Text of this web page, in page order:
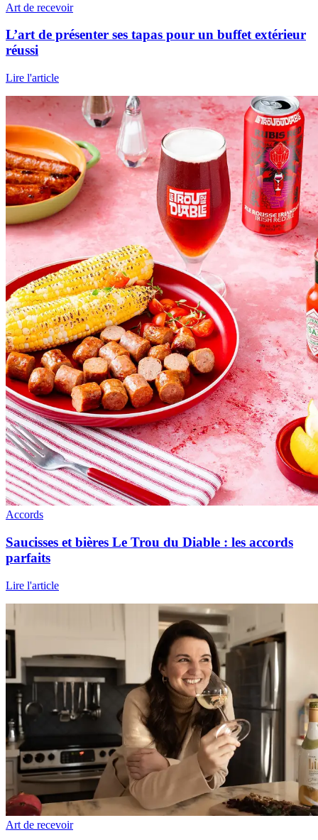
Art de recevoir
L’art de présenter ses tapas pour un buffet extérieur
réussi
Lire l'article
Accords
Saucisses et bières Le Trou du Diable : les accords
parfaits
Lire l'article
Art de recevoir